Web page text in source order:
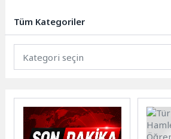
finale kadar etkileyici...
Tüm Kategoriler